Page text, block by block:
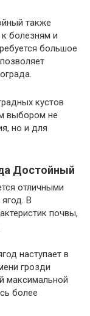
также
к болезням и
большое
кустов
выбором не
но и для
Достойный
отличными
В
почвы,
наступает в
грозди
максимальной
более